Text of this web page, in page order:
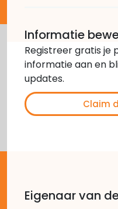
Informatie
Registreer gratis je
informatie aan en
updates.
Claim
Eigenaar van